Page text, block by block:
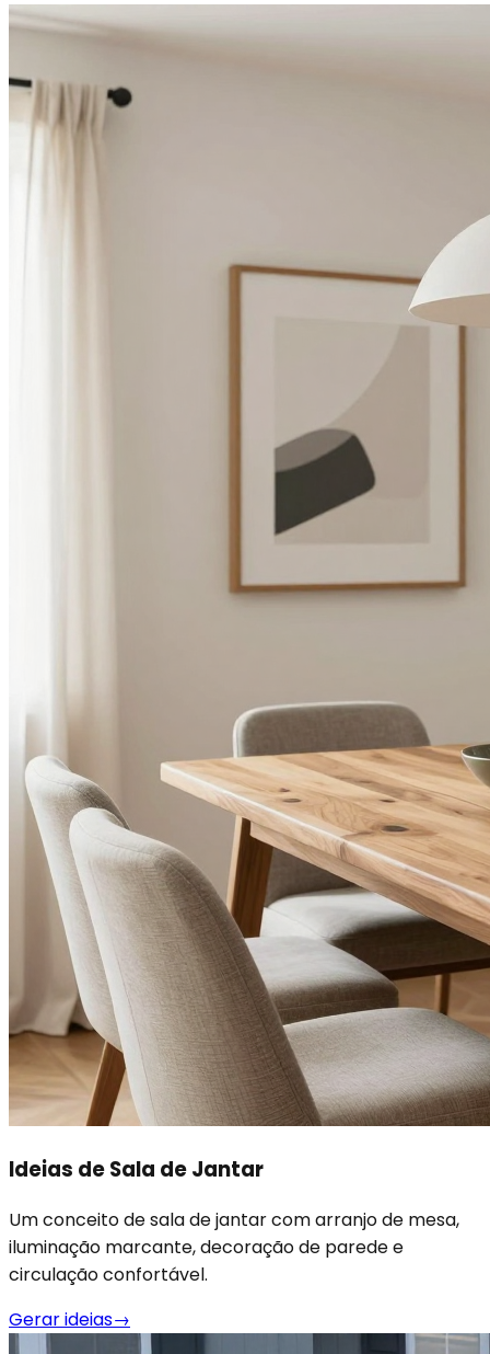
Ideias de Sala de Jantar
Um conceito de sala de jantar com arranjo de mesa,
iluminação marcante, decoração de parede e
circulação confortável.
Gerar ideias→